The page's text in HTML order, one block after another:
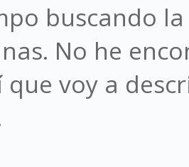
buscando
No he
que voy a